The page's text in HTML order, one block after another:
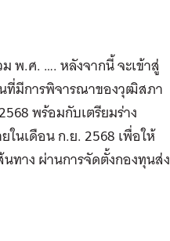
พ.ศ. …. หลังจากนี้ จะเข้าสู่
ที่มีการพิจารณาของวุฒิสภา
พร้อมกับเตรียมร่าง
นเดือน ก.ย. 2568 เพื่อให้
ทาง ผ่านการจัดตั้งกองทุนส่ง